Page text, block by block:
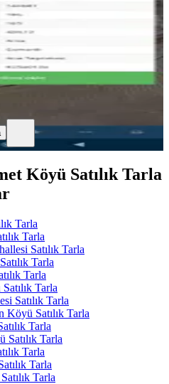
m²·
Köyü Satılık Tarla
Tarla
Tarla
Satılık Tarla
Tarla
Tarla
Tarla
Satılık Tarla
Köyü Satılık Tarla
Tarla
Satılık Tarla
Tarla
Tarla
Tarla